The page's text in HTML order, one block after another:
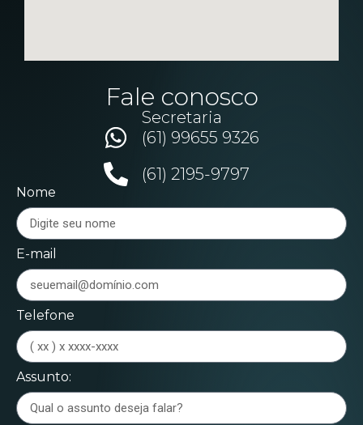
Fale conosco
Secretaria
(61) 99655 9326
(61) 2195-9797
Nome
E-mail
Telefone
Assunto: